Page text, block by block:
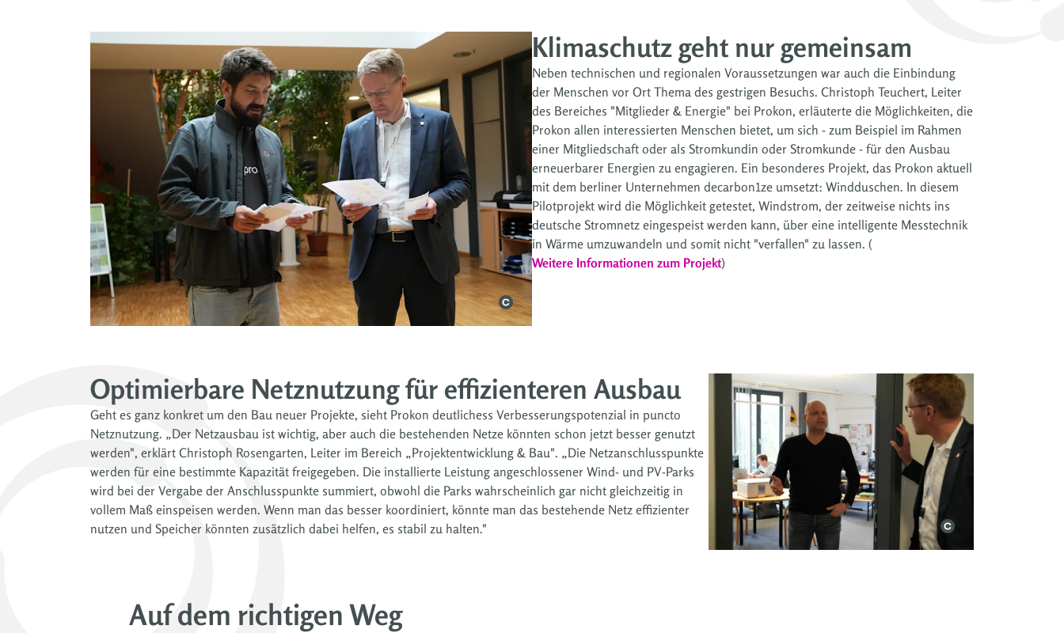
Klimaschutz geht nur gemeinsam
Neben technischen und regionalen Voraussetzungen war auch die Einbindung
der Menschen vor Ort Thema des gestrigen Besuchs. Christoph Teuchert, Leiter
des Bereiches "Mitglieder & Energie" bei Prokon, erläuterte die Möglichkeiten, die
Prokon allen interessierten Menschen bietet, um sich - zum Beispiel im Rahmen
einer Mitgliedschaft oder als Stromkundin oder Stromkunde - für den Ausbau
erneuerbarer Energien zu engagieren. Ein besonderes Projekt, das Prokon aktuell
mit dem berliner Unternehmen decarbon1ze umsetzt: Windduschen. In diesem
Pilotprojekt wird die Möglichkeit getestet, Windstrom, der zeitweise nichts ins
deutsche Stromnetz eingespeist werden kann, über eine intelligente Messtechnik
in Wärme umzuwandeln und somit nicht "verfallen" zu lassen. (
Weitere Informationen zum Projekt)
Optimierbare Netznutzung für effizienteren Ausbau
Geht es ganz konkret um den Bau neuer Projekte, sieht Prokon deutlichess Verbesserungspotenzial in puncto
Netznutzung. „Der Netzausbau ist wichtig, aber auch die bestehenden Netze könnten schon jetzt besser genutzt
werden", erklärt Christoph Rosengarten, Leiter im Bereich „Projektentwicklung & Bau". „Die Netzanschlusspunkte
werden für eine bestimmte Kapazität freigegeben. Die installierte Leistung angeschlossener Wind- und PV-Parks
wird bei der Vergabe der Anschlusspunkte summiert, obwohl die Parks wahrscheinlich gar nicht gleichzeitig in
vollem Maß einspeisen werden. Wenn man das besser koordiniert, könnte man das bestehende Netz effizienter
nutzen und Speicher könnten zusätzlich dabei helfen, es stabil zu halten."
Auf dem richtigen Weg